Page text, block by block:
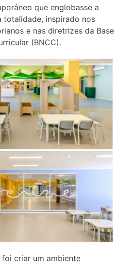
que englobasse a
totalidade, inspirado nos
e nas diretrizes da Base
(BNCC).
criar um ambiente